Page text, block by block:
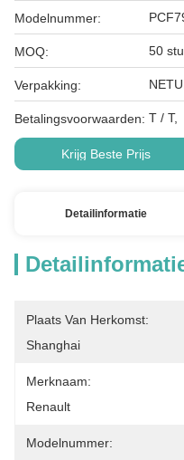
Modelnummer:
MOQ: 50
Verpakking:
Betalingsvoorwaarden: T / T,
Krijg Beste Prijs
Detailinformatie
Plaats Van Herkomst:
Shanghai
Merknaam:
Renault
Modelnummer: